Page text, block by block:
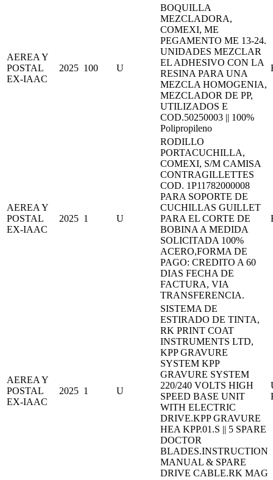
AEREA Y
POSTAL
EX-IAAC
2025 100 U
BOQUILLA
MEZCLADORA,
COMEXI, ME
PEGAMENTO ME 13-24.
UNIDADES MEZCLAR
EL ADHESIVO CON LA
RESINA PARA UNA
MEZCLA HOMOGENIA,
MEZCLADOR DE PP,
UTILIZADOS E
COD.50250003 || 100%
Polipropileno
AEREA Y
POSTAL
EX-IAAC
2025 1 U
RODILLO
PORTACUCHILLA,
COMEXI, S/M CAMISA
CONTRAGILLETTES
COD. 1P11782000008
PARA SOPORTE DE
CUCHILLAS GUILLET
PARA EL CORTE DE
BOBINA A MEDIDA
SOLICITADA 100%
ACERO,FORMA DE
PAGO: CREDITO A 60
DIAS FECHA DE
FACTURA, VIA
TRANSFERENCIA.
AEREA Y
POSTAL
EX-IAAC
2025 1 U
SISTEMA DE
ESTIRADO DE TINTA,
RK PRINT COAT
INSTRUMENTS LTD,
KPP GRAVURE
SYSTEM KPP
GRAVURE SYSTEM
220/240 VOLTS HIGH
SPEED BASE UNIT
WITH ELECTRIC
DRIVE.KPP GRAVURE
HEA KPP.01.S || 5 SPARE
DOCTOR
BLADES.INSTRUCTION
MANUAL & SPARE
DRIVE CABLE.RK MAG